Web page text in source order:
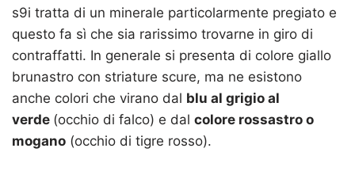
s9i tratta di un minerale particolarmente pregiato e
questo fa sì che sia rarissimo trovarne in giro di
contraffatti. In generale si presenta di colore giallo
brunastro con striature scure, ma ne esistono
anche colori che virano dal blu al grigio al
verde (occhio di falco) e dal colore rossastro o
mogano (occhio di tigre rosso).